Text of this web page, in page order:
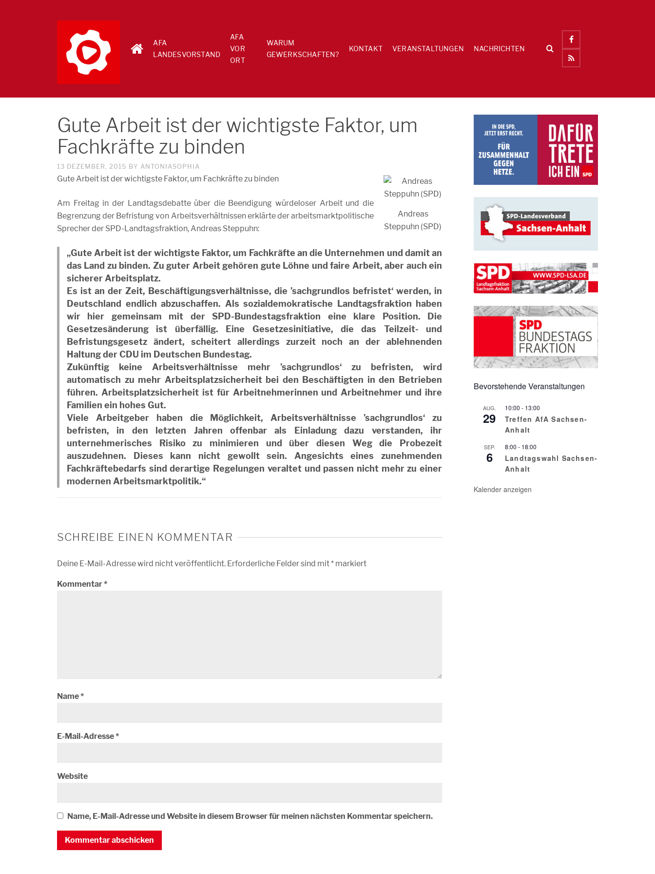
AFA
LANDESVORSTAND
AFA
VOR
ORT
WARUM
GEWERKSCHAFTEN?
KONTAKT VERANSTALTUNGEN NACHRICHTEN
Gute Arbeit ist der wichtigste Faktor, um
Fachkräfte zu binden
13 DEZEMBER, 2015 BY ANTONIASOPHIA
Andreas
Steppuhn (SPD)
Gute Arbeit ist der wichtigste Faktor, um Fachkräfte zu binden
Am Freitag in der Landtagsdebatte über die Beendigung würdeloser Arbeit und die
Begrenzung der Befristung von Arbeitsverhältnissen erklärte der arbeitsmarktpolitische
Sprecher der SPD-Landtagsfraktion, Andreas Steppuhn:
„Gute Arbeit ist der wichtigste Faktor, um Fachkräfte an die Unternehmen und damit an
das Land zu binden. Zu guter Arbeit gehören gute Löhne und faire Arbeit, aber auch ein
sicherer Arbeitsplatz.
Es ist an der Zeit, Beschäftigungsverhältnisse, die ’sachgrundlos befristet‘ werden, in
Deutschland endlich abzuschaffen. Als sozialdemokratische Landtagsfraktion haben
wir hier gemeinsam mit der SPD-Bundestagsfraktion eine klare Position. Die
Gesetzesänderung ist überfällig. Eine Gesetzesinitiative, die das Teilzeit- und
Befristungsgesetz ändert, scheitert allerdings zurzeit noch an der ablehnenden
Haltung der CDU im Deutschen Bundestag.
Zukünftig keine Arbeitsverhältnisse mehr ’sachgrundlos‘ zu befristen, wird
automatisch zu mehr Arbeitsplatzsicherheit bei den Beschäftigten in den Betrieben
führen. Arbeitsplatzsicherheit ist für Arbeitnehmerinnen und Arbeitnehmer und ihre
Familien ein hohes Gut.
Viele Arbeitgeber haben die Möglichkeit, Arbeitsverhältnisse ’sachgrundlos‘ zu
befristen, in den letzten Jahren offenbar als Einladung dazu verstanden, ihr
unternehmerisches Risiko zu minimieren und über diesen Weg die Probezeit
auszudehnen. Dieses kann nicht gewollt sein. Angesichts eines zunehmenden
Fachkräftebedarfs sind derartige Regelungen veraltet und passen nicht mehr zu einer
modernen Arbeitsmarktpolitik.“
SCHREIBE EINEN KOMMENTAR
Deine E-Mail-Adresse wird nicht veröffentlicht. Erforderliche Felder sind mit* markiert
Kommentar*
Name*
E-Mail-Adresse*
Website
Name, E-Mail-Adresse und Website in diesem Browser für meinen nächsten Kommentar speichern.
Bevorstehende Veranstaltungen
AUG.
29
10:00 - 13:00
Treffen AfA Sachsen-
Anhalt
SEP.
6
8:00 - 18:00
Landtagswahl Sachsen-
Anhalt
Kalender anzeigen